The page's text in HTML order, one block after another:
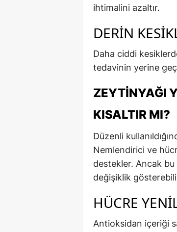
ihtimalini azaltır.
DERIN
Daha ciddi
tedavinin yerine
ZEYTINYAĞI
KISALTIR MI?
Düzenli
Nemlendirici ve
destekler. Ancak bu
değişiklik
HÜCRE
Antioksidan içeriği